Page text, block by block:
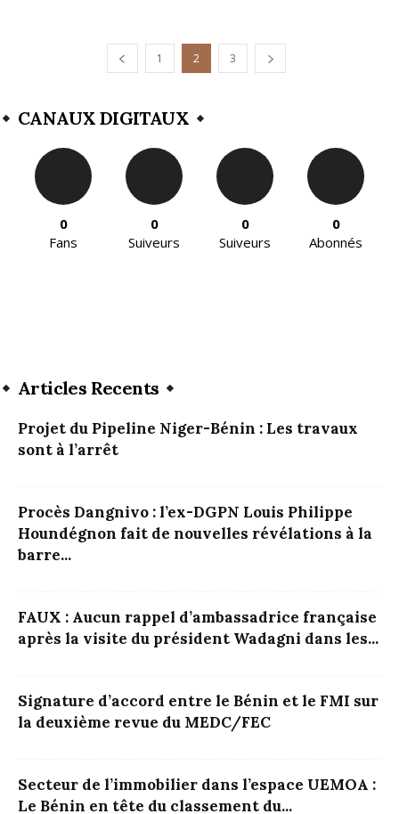
1 2 3
CANAUX DIGITAUX
0
Fans
0
Suiveurs
0
Suiveurs
0
Abonnés
Articles Recents
Projet du Pipeline Niger-Bénin : Les travaux
sont à l’arrêt
Procès Dangnivo : l’ex-DGPN Louis Philippe
Houndégnon fait de nouvelles révélations à la
barre...
FAUX : Aucun rappel d’ambassadrice française
après la visite du président Wadagni dans les...
Signature d’accord entre le Bénin et le FMI sur
la deuxième revue du MEDC/FEC
Secteur de l’immobilier dans l’espace UEMOA :
Le Bénin en tête du classement du...